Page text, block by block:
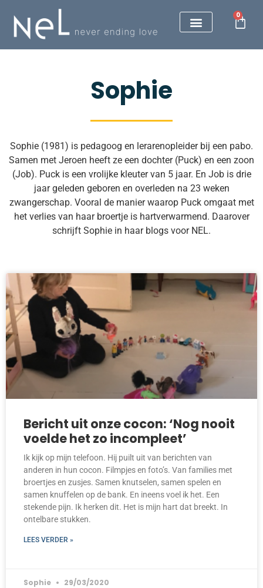
0
Sophie
Sophie (1981) is pedagoog en lerarenopleider bij een pabo.
Samen met Jeroen heeft ze een dochter (Puck) en een zoon
(Job). Puck is een vrolijke kleuter van 5 jaar. En Job is drie
jaar geleden geboren en overleden na 23 weken
zwangerschap. Vooral de manier waarop Puck omgaat met
het verlies van haar broertje is hartverwarmend. Daarover
schrijft Sophie in haar blogs voor NEL.
Bericht uit onze cocon: ‘Nog nooit
voelde het zo incompleet’
Ik kijk op mijn telefoon. Hij puilt uit van berichten van
anderen in hun cocon. Filmpjes en foto’s. Van families met
broertjes en zusjes. Samen knutselen, samen spelen en
samen knuffelen op de bank. En ineens voel ik het. Een
stekende pijn. Ik herken dit. Het is mijn hart dat breekt. In
ontelbare stukken.
LEES VERDER »
Sophie 29/03/2020